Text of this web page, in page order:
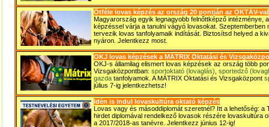
Ötféle lovas képzés az ország 20 pontján az OKTÁV-val
Magyarország egyik legnagyobb felnőttképző intézménye,
képzéssel várja a tanulni vágyó lovasokat.
tervezik lovas tanfolyamaik indítását. Biztosítsd helyed a
nyáron. Jelentkezz most.
OKJ lovas képzések a MÁTRIX Oktatási és
OKJ-s államilag elismert lovas képzések az ország több
Vizsgaközpontban: sportoktató (lovaglás) sportedző
gazda tanfolyamok. A MÁTRIX Oktatási és Vizsgaközpont
július 7-ig jelentkezhetsz!
Idén is indul lovaskultúra oktató képzés
Lovas vagy és másoddiplomát szeretnél? Itt a lehetőség: a
hirdet diplomával rendelkező lovasok részére lovaskultúra
a 2017/2018-as tanévre. Jelentkezz június 12-ig!